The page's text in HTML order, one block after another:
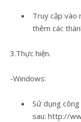
Truy cập vào
thêm các
3.Thực hiện.
-Windows:
Sử dụng
sau: http://